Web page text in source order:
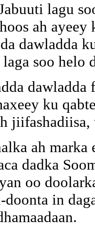
lagu
ah
dawladda
soo helo
ku
jiifashadiisa,
ah marka
dadka
oo
doonta in